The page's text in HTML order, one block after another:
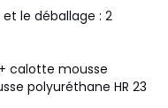
le déballage : 2
calotte mousse
polyuréthane HR 23